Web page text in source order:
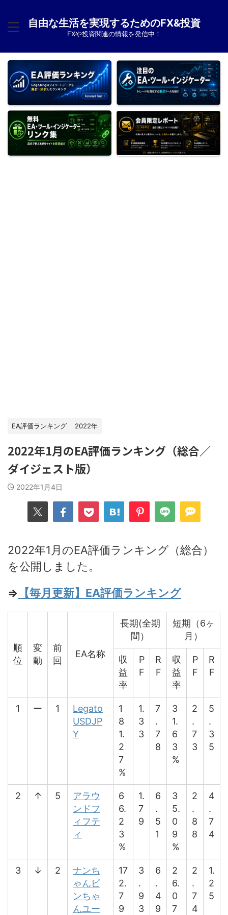
自由な生活を実現するためのFX&投資
FXや投資関連の情報を発信中！
EA評価ランキング 2022年
2022年1月のEA評価ランキング（総合／
ダイジェスト版）
2022年1月4日
2022年1月のEA評価ランキング（総合）
を公開しました。
⇒ 【毎月更新】EA評価ランキング
順
位
変
動
前
回
EA名称
長期(全期
間）
短期（6ヶ
月）
収
益
率
P
F
R
F
収
益
率
P
F
R
F
1 ー 1
Legato
USDJP
Y
1
8
1.
2
7
%
1.
3
3
7
.
7
8
3
1.
6
3
%
2
.
7
3
5
.
3
5
2 ↑ 5
アラウ
ンドフ
ィフテ
ィ
6
6.
2
3
%
1.
7
9
6
.
5
1
3
5.
0
9
%
2
.
8
8
4
.
7
4
3 ↓ 2
ナンち
ゃんピ
ンちゃ
んユー
17
2.
7
9
3
.
9
3
6
.
4
9
2
6.
0
7
2
.
7
4
1.
2
5